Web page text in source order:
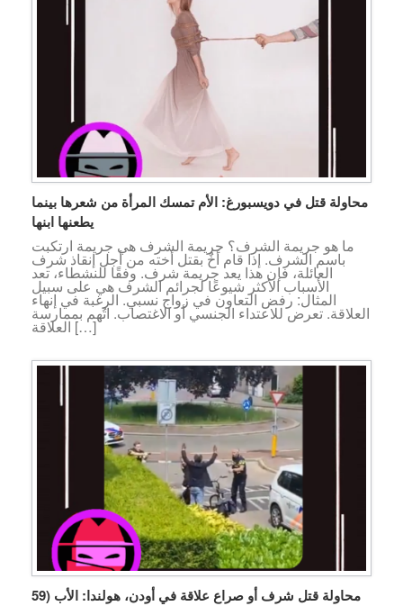
محاولة قتل في دويسبورغ: الأم تمسك المرأة من شعرها بينما
يطعنها ابنها
ما هو جريمة الشرف؟ جريمة الشرف هي جريمة ارتكبت
باسم الشرف. إذا قام أخٌ بقتل أخته من أجل إنقاذ شرف
العائلة، فإن هذا يعد جريمة شرف. وفقًا للنشطاء، تعد
الأسباب الأكثر شيوعًا لجرائم الشرف هي على سبيل
المثال: رفض التعاون في زواج نسبي. الرغبة في إنهاء
العلاقة. تعرض للاعتداء الجنسي أو الاغتصاب. اتُهم بممارسة
العلاقة […]
محاولة قتل شرف أو صراع علاقة في أودن، هولندا: الأب (59